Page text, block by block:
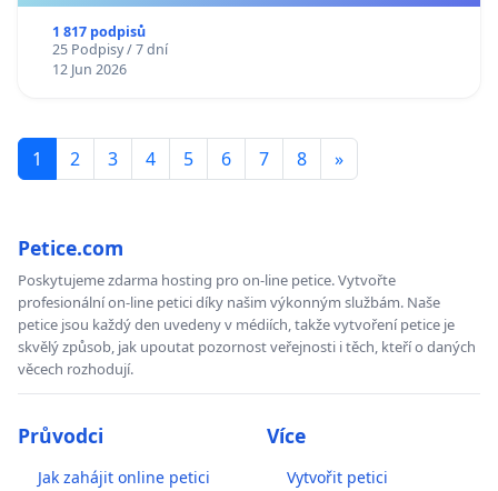
1 817 podpisů
25 Podpisy / 7 dní
12 Jun 2026
1 2 3 4 5 6 7 8 »
Petice.com
Poskytujeme zdarma hosting pro on-line petice. Vytvořte
profesionální on-line petici díky našim výkonným službám. Naše
petice jsou každý den uvedeny v médiích, takže vytvoření petice je
skvělý způsob, jak upoutat pozornost veřejnosti i těch, kteří o daných
věcech rozhodují.
Průvodci
Jak zahájit online petici
Více
Vytvořit petici